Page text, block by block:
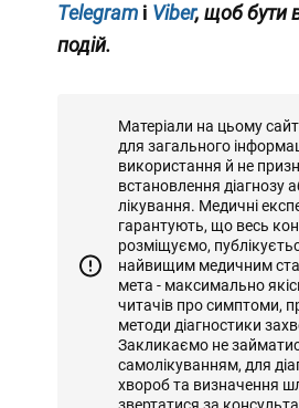
Telegram і Viber, щоб бути
подій.
Матеріали на цьому
для загального
використання й не
встановлення діагнозу
лікування. Медичні
гарантують, що весь
розміщуємо,
найвищим медичним
мета - максимально
читачів про симптоми,
методи діагностики
Закликаємо не
самолікуванням, для
хвороб та визначення